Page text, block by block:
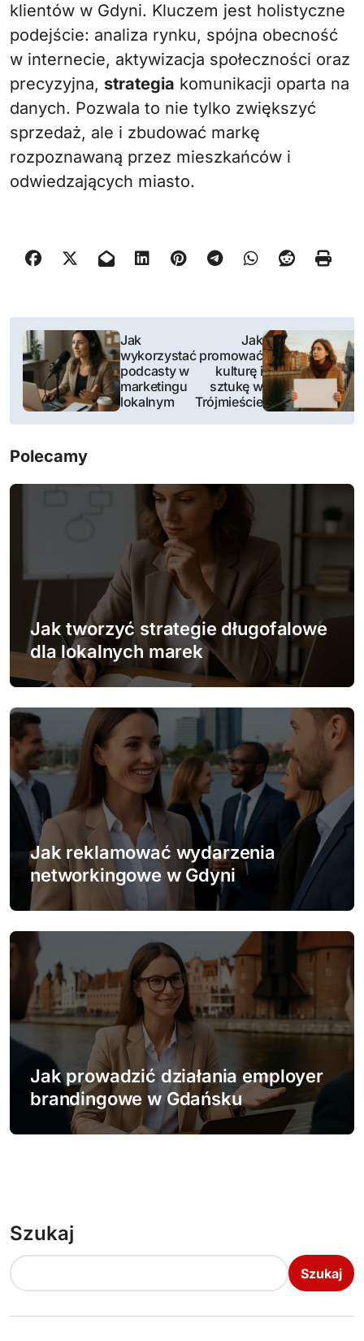
klientów w Gdyni. Kluczem jest holistyczne
podejście: analiza rynku, spójna obecność
w internecie, aktywizacja społeczności oraz
precyzyjna, strategia komunikacji oparta na
danych. Pozwala to nie tylko zwiększyć
sprzedaż, ale i zbudować markę
rozpoznawaną przez mieszkańców i
odwiedzających miasto.
N
w
i
g
a
w
p
i
s
u
Jak
wykorzystać
podcasty w
marketingu
lokalnym
Jak
promować
kulturę i
sztukę w
Trójmieście
Polecamy
Jak tworzyć strategie długofalowe
dla lokalnych marek
Jak reklamować wydarzenia
networkingowe w Gdyni
Jak prowadzić działania employer
brandingowe w Gdańsku
Szukaj
Szukaj